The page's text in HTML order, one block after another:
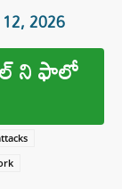
2026
ని ఫాలో